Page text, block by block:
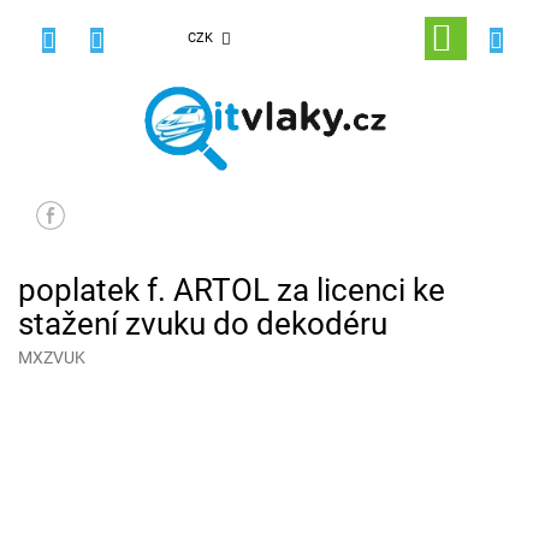
CZK
NÁKUPNÍ
KOŠÍK
poplatek f. ARTOL za licenci ke
stažení zvuku do dekodéru
MXZVUK